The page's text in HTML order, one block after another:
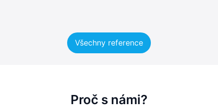
Všechny reference
Proč s námi?